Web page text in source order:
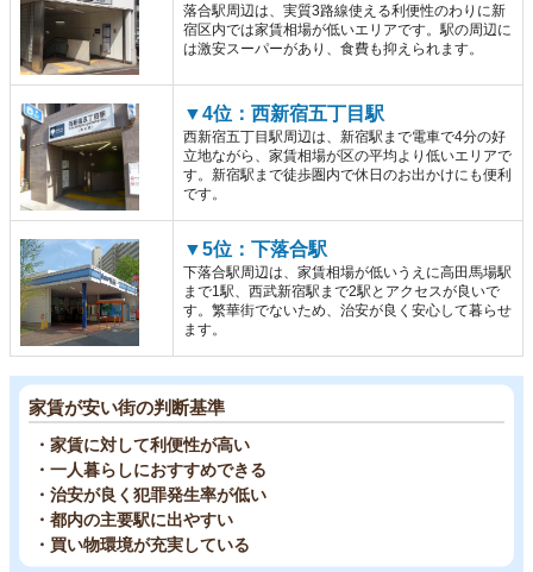
落合駅周辺は、実質3路線使える利便性のわりに新
宿区内では家賃相場が低いエリアです。駅の周辺に
は激安スーパーがあり、食費も抑えられます。
▼4位：西新宿五丁目駅
西新宿五丁目駅周辺は、新宿駅まで電車で4分の好
立地ながら、家賃相場が区の平均より低いエリアで
す。新宿駅まで徒歩圏内で休日のお出かけにも便利
です。
▼5位：下落合駅
下落合駅周辺は、家賃相場が低いうえに高田馬場駅
まで1駅、西武新宿駅まで2駅とアクセスが良いで
す。繁華街でないため、治安が良く安心して暮らせ
ます。
家賃が安い街の判断基準
・家賃に対して利便性が高い
・一人暮らしにおすすめできる
・治安が良く犯罪発生率が低い
・都内の主要駅に出やすい
・買い物環境が充実している